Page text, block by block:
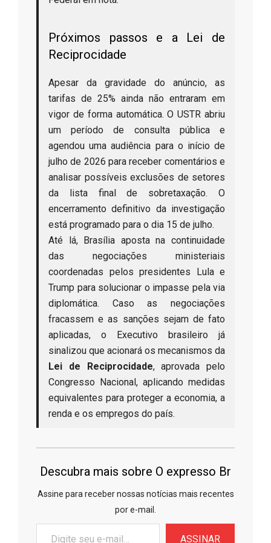
Próximos passos e a Lei de
Reciprocidade
Apesar da gravidade do anúncio, as
tarifas de 25% ainda não entraram em
vigor de forma automática. O USTR abriu
um período de consulta pública e
agendou uma audiência para o início de
julho de 2026 para receber comentários e
analisar possíveis exclusões de setores
da lista final de sobretaxação. O
encerramento definitivo da investigação
está programado para o dia 15 de julho.
Até lá, Brasília aposta na continuidade
das negociações ministeriais
coordenadas pelos presidentes Lula e
Trump para solucionar o impasse pela via
diplomática. Caso as negociações
fracassem e as sanções sejam de fato
aplicadas, o Executivo brasileiro já
sinalizou que acionará os mecanismos da
Lei de Reciprocidade, aprovada pelo
Congresso Nacional, aplicando medidas
equivalentes para proteger a economia, a
renda e os empregos do país.
Descubra mais sobre O expresso Br
Assine para receber nossas notícias mais recentes
por e-mail.
ASSINAR